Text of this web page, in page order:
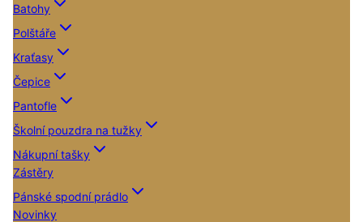
Batohy
Polštáře
Kraťasy
Čepice
Pantofle
Školní pouzdra na tužky
Nákupní tašky
Zástěry
Pánské spodní prádlo
Novinky